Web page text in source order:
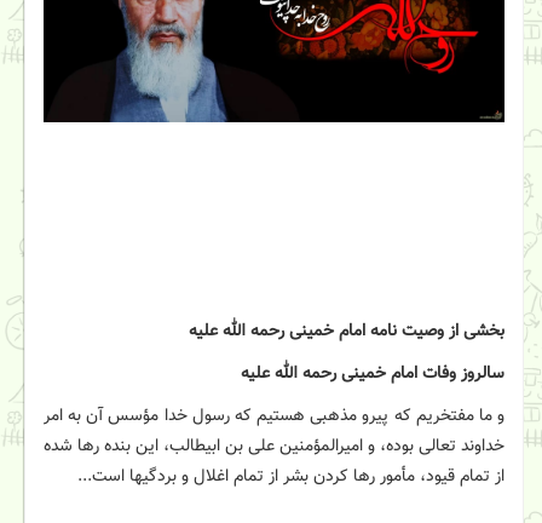
بخشی از وصیت نامه امام خمینی رحمه الله علیه
سالروز وفات امام خمینی رحمه الله علیه
و ما مفتخریم که پیرو مذهبی هستیم که رسول خدا‏‎ ‎‏مؤسس آن به امر
خداوند تعالی بوده، و امیرالمؤمنین علی‏‎ ‎‏بن ابیطالب، این بنده رها شده
از تمام قیود، مأمور رها‏‎ ‎‏کردن بشر از تمام اغلال و بردگیها است.‏..